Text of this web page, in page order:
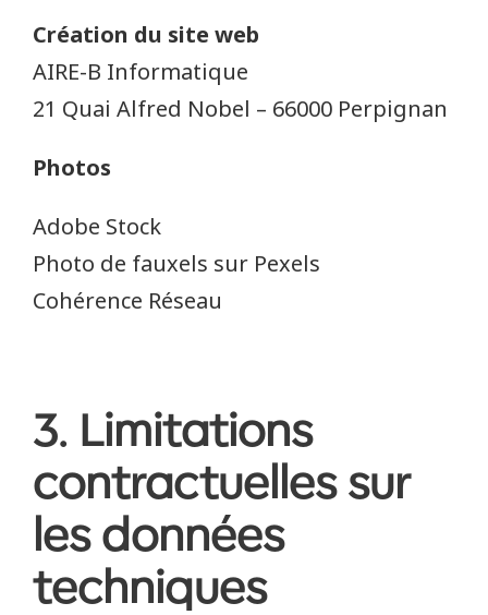
Création du site web
AIRE-B Informatique
21 Quai Alfred Nobel – 66000 Perpignan
Photos
Adobe Stock
Photo de fauxels sur Pexels
Cohérence Réseau
3. Limitations
contractuelles sur
les données
techniques